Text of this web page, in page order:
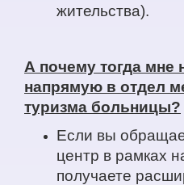
жительства).
А почему тогда мне
напрямую в отдел
туризма больницы?
Если вы
центр в рамках
получаете